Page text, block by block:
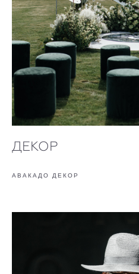
ДЕКОР
АВАКАДО ДЕКОР